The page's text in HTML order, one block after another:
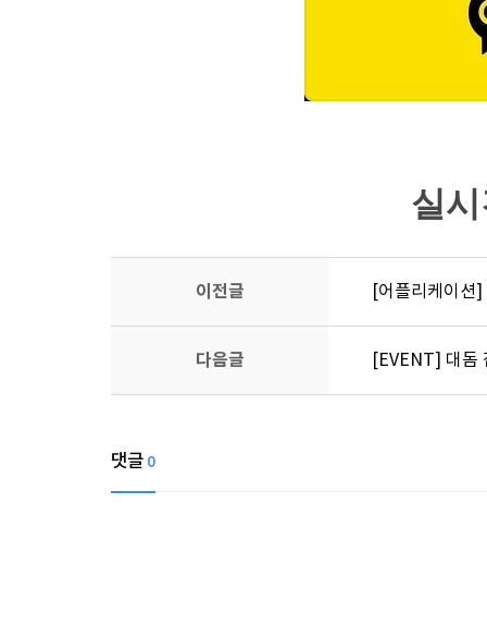
실
이전글 [어플리케이션
다음글 [EVENT] 대돔
댓글 0